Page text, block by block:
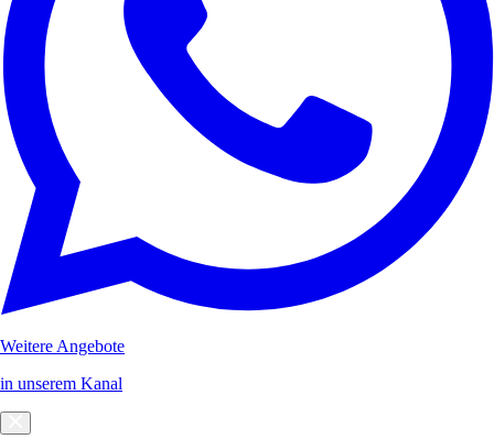
Weitere Angebote
in unserem Kanal